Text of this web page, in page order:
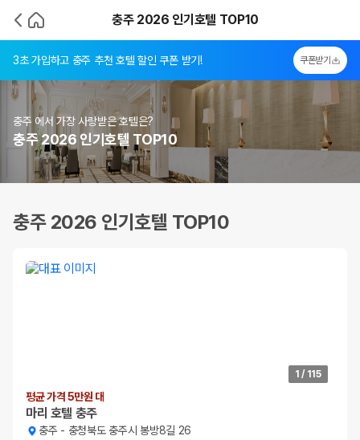
충주 2026 인기호텔 TOP10
3초 가입하고 충주 추천 호텔 할인 쿠폰 받기! 쿠폰받기
충주 에서 가장 사랑받은 호텔은?
충주 2026 인기호텔 TOP10
충주 2026 인기호텔 TOP10
1 / 115
평균 가격 5만원 대
마리 호텔 충주
충주 - 충청북도 충주시 봉방8길 26